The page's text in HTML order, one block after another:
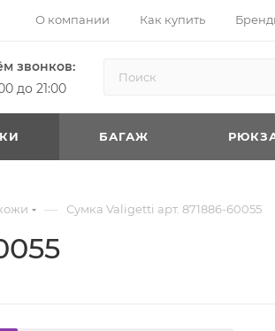
О компании Как купить
звонков:
до 21:00
БАГАЖ
— Сумка Valigetti арт. 871886-60055